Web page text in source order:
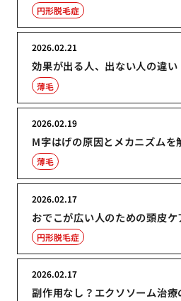
円形脱毛症
効果が出る人、出ない人の違い
2026.02.21
薄毛
M字はげの原因とメカニズムを
2026.02.19
薄毛
おでこが広い人のための頭皮ケ
2026.02.17
円形脱毛症
副作用なし？エクソソーム治療
2026.02.17